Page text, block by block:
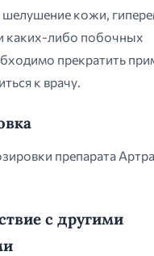
кожи,
каких-либо побочных
прекратить
к врачу.
препарата
с другими